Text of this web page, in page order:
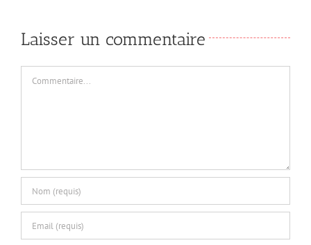
Laisser un commentaire